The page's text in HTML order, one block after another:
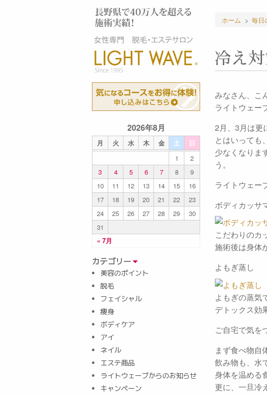
2026年8月
月 火 水 木 金 土 日
« 7月
1
2
3
4 5 6 7 8
9
10
11 12 13 14 15
16
17
18 19 20 21 22
23
24
25 26 27 28 29
30
31
カテゴリー
美容のポイント
脱毛
フェイシャル
痩身
ボディケア
アイ
ネイル
エステ商品
ライトウェーブからのお知らせ
キャンペーン
ホーム > 毎日
冷え
みなさん、こ
ライトウェー
2月、3月は更
とはいっても
少なくなりま
う。
ライトウェー
ボディカッサ
こだわりのカ
施術後は身体
よもぎ蒸し
よもぎの蒸気
デトックス効
ご自宅で気を
まず食べ物自
飲み物も、水
身体を温める
更に、一旦冷